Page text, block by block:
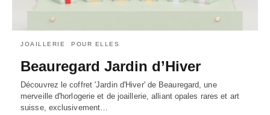
JOAILLERIE POUR ELLES
Beauregard Jardin d’Hiver
Découvrez le coffret 'Jardin d'Hiver' de Beauregard, une
merveille d'horlogerie et de joaillerie, alliant opales rares et art
suisse, exclusivement…